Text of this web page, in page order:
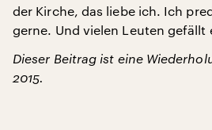
der Kirche, das liebe ich. Ich
gerne. Und vielen Leuten gefällt
Dieser Beitrag ist eine
2015.